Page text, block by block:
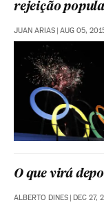
rejeição
JUAN ARIAS | AUG 05,
O que virá
ALBERTO DINES | DEC 27,